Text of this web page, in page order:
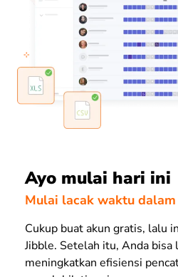
Ayo mulai hari ini
Mulai lacak waktu
Cukup buat akun gratis, lalu
Jibble. Setelah itu, Anda bisa
meningkatkan efisiensi